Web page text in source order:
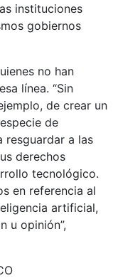
instituciones
gobiernos
no han
línea. “Sin
de crear un
de
resguardar a las
derechos
tecnológico.
en referencia al
artificial,
u opinión”,